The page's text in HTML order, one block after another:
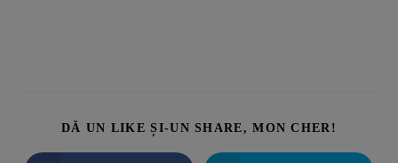
DĂ UN LIKE ȘI-UN SHARE, MON CHER!